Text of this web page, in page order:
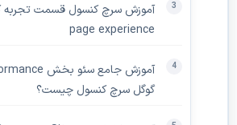
آموزش سرچ کنسول قسمت تجربه
page experience
گوگل سرچ کنسول چیست؟